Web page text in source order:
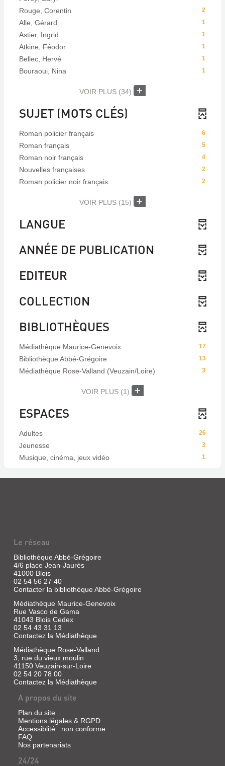
2
Rouge, Corentin
1
Alle, Gérard
1
Astier, Ingrid
1
Atkine, Féodor
1
Bellec, Hervé
1
Bouraoui, Nina
VOIR PLUS (34)
SUJET (MOTS CLÉS)
6
Roman policier français
5
Roman français
4
Roman noir français
2
Nouvelles françaises
2
Roman policier noir français
VOIR PLUS (15)
LANGUE
ANNÉE DE PUBLICATION
EDITEUR
COLLECTION
BIBLIOTHÈQUES
17
Médiathèque Maurice-Genevoix
13
Bibliothèque Abbé-Grégoire
3
Médiathèque Rose-Valland (Veuzain/Loire)
VOIR PLUS (1)
ESPACES
26
Adultes
3
Jeunesse
1
Musique, cinéma, jeux vidéo
Le réseau
Bibliothèque Abbé-Grégoire
4/6 place Jean-Jaurès
41000 Blois
02 54 56 27 40
Contacter la bibliothèque Abbé-Grégoire
Médiathèque Maurice-Genevoix
Rue Vasco de Gama
41043 Blois Cedex
02 54 43 31 13
Contactez la Médiathèque
Médiathèque Rose-Valland
3, rue du vieux moulin
41150 Veuzain-sur-Loire
02 54 20 78 00
Contactez la Médiathèque
A propos du site
Plan du site
Mentions légales & RGPD
Accessiblité : non conforme
FAQ
Nos partenariats
24/24